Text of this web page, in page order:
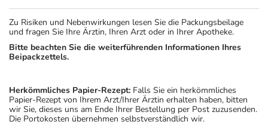
Zu Risiken und Nebenwirkungen lesen Sie die Packungsbeilage
und fragen Sie Ihre Ärztin, Ihren Arzt oder in Ihrer Apotheke.
Bitte beachten Sie die weiterführenden Informationen Ihres
Beipackzettels.
Herkömmliches Papier-Rezept: Falls Sie ein herkömmliches
Papier-Rezept von Ihrem Arzt/Ihrer Ärztin erhalten haben, bitten
wir Sie, dieses uns am Ende Ihrer Bestellung per Post zuzusenden.
Die Portokosten übernehmen selbstverständlich wir.